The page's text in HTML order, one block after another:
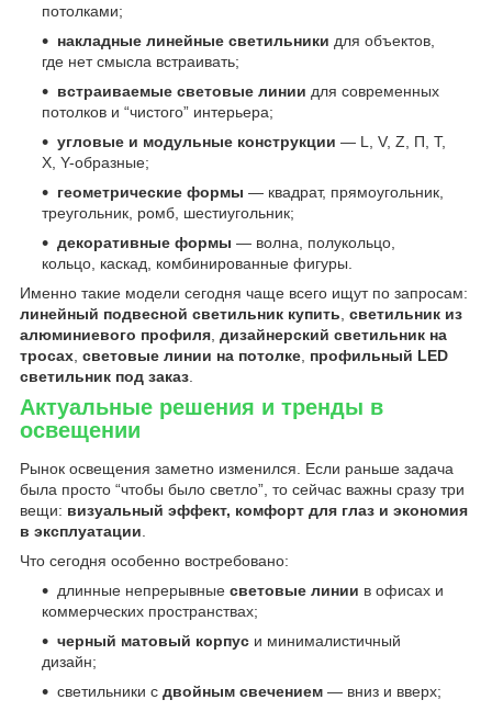
потолками;
накладные линейные светильники для объектов,
где нет смысла встраивать;
встраиваемые световые линии для современных
потолков и “чистого” интерьера;
угловые и модульные конструкции — L, V, Z, П, Т,
Х, Y-образные;
геометрические формы — квадрат, прямоугольник,
треугольник, ромб, шестиугольник;
декоративные формы — волна, полукольцо,
кольцо, каскад, комбинированные фигуры.
Именно такие модели сегодня чаще всего ищут по запросам:
линейный подвесной светильник купить светильник из
алюминиевого профиля дизайнерский светильник на
тросах световые линии на потолке профильный LED
светильник под заказ
Актуальные решения и тренды в
освещении
Рынок освещения заметно изменился. Если раньше задача
была просто “чтобы было светло”, то сейчас важны сразу три
вещи: визуальный эффект, комфорт для глаз и экономия
в эксплуатации.
Что сегодня особенно востребовано:
длинные непрерывные световые линии в офисах и
коммерческих пространствах;
черный матовый корпус и минималистичный
дизайн;
светильники с двойным свечением — вниз и вверх;